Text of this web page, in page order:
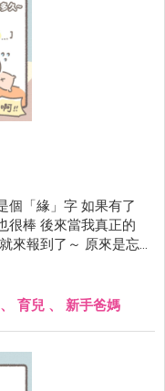
個「緣」字 如果有了
很棒 後來當我真正的
來報到了～ 原來是忘
、 育兒 、 新手爸媽